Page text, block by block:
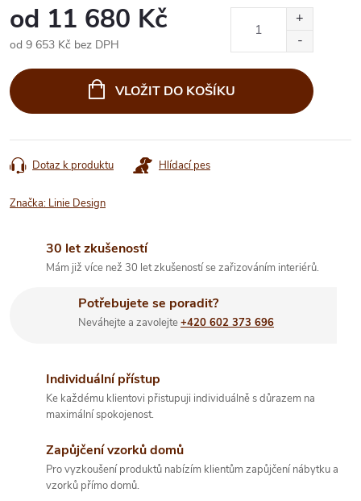
od 11 680 Kč
od 9 653 Kč bez DPH
cena:
VLOŽIT DO KOŠÍKU
Dotaz k produktu Hlídací pes
Značka: Linie Design
30 let zkušeností
Mám již více než 30 let zkušeností se zařizováním interiérů.
Potřebujete se poradit?
Neváhejte a zavolejte+420 602 373 696
Individuální přístup
Ke každému klientovi přistupuji individuálně s důrazem na
maximální spokojenost.
Zapůjčení vzorků domů
Pro vyzkoušení produktů nabízím klientům zapůjčení nábytku a
vzorků přímo domů.